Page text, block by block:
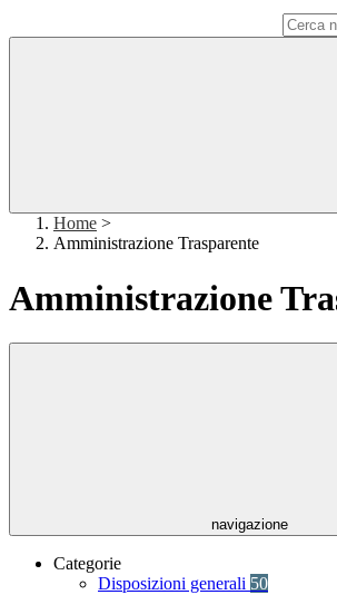
Home >
Amministrazione Trasparente
Amministrazione
navigazione
Categorie
Disposizioni generali 50